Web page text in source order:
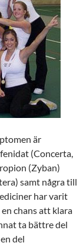
är
(Concerta,
(Zyban)
samt några till
har varit
chans att klara
ta bättre del
del